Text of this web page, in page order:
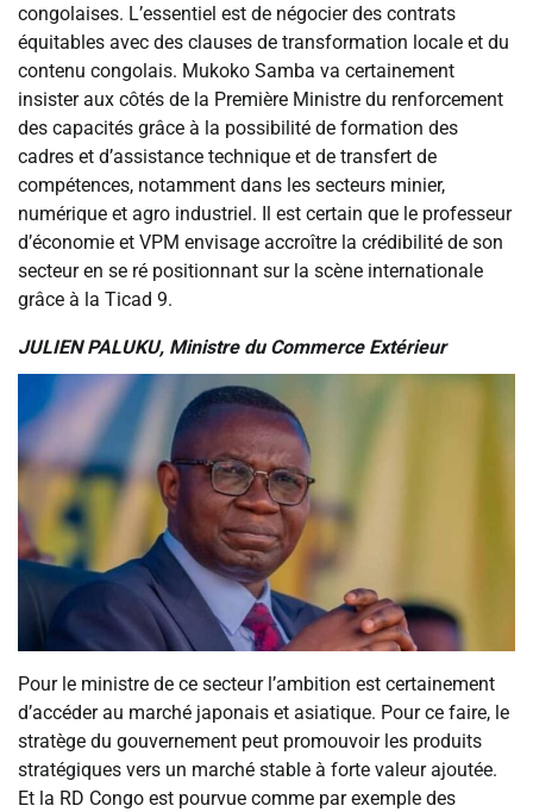
congolaises. L’essentiel est de négocier des contrats
équitables avec des clauses de transformation locale et du
contenu congolais. Mukoko Samba va certainement
insister aux côtés de la Première Ministre du renforcement
des capacités grâce à la possibilité de formation des
cadres et d’assistance technique et de transfert de
compétences, notamment dans les secteurs minier,
numérique et agro industriel. Il est certain que le professeur
d’économie et VPM envisage accroître la crédibilité de son
secteur en se ré positionnant sur la scène internationale
grâce à la Ticad 9.
JULIEN PALUKU, Ministre du Commerce Extérieur
Pour le ministre de ce secteur l’ambition est certainement
d’accéder au marché japonais et asiatique. Pour ce faire, le
stratège du gouvernement peut promouvoir les produits
stratégiques vers un marché stable à forte valeur ajoutée.
Et la RD Congo est pourvue comme par exemple des